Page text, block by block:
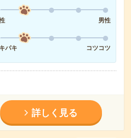
男性
パキ
コツコツ
詳しく見る